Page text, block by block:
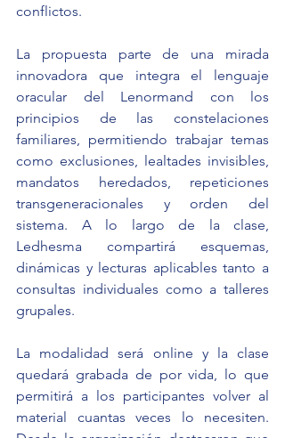
conflictos.
La propuesta parte de una mirada
innovadora que integra el lenguaje
oracular del Lenormand con los
principios de las constelaciones
familiares, permitiendo trabajar temas
como exclusiones, lealtades invisibles,
mandatos heredados, repeticiones
transgeneracionales y orden del
sistema. A lo largo de la clase,
Ledhesma compartirá esquemas,
dinámicas y lecturas aplicables tanto a
consultas individuales como a talleres
grupales.
La modalidad será online y la clase
quedará grabada de por vida, lo que
permitirá a los participantes volver al
material cuantas veces lo necesiten.